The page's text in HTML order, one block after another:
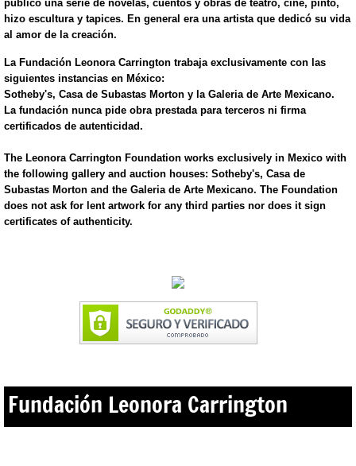
publicó una serie de novelas, cuentos y obras de teatro, cine, pintó,
hizo escultura y tapices. En general era una artista que dedicó su vida
al amor de la creación.
La Fundación Leonora Carrington trabaja exclusivamente con las
siguientes instancias en México:
Sotheby's, Casa de Subastas Morton y la Galeria de Arte Mexicano.
La fundación nunca pide obra prestada para terceros ni firma
certificados de autenticidad.
​The Leonora Carrington Foundation works exclusively in Mexico with
the following gallery and auction houses: Sotheby's, Casa de
Subastas Morton and the Galeria de Arte Mexicano. The Foundation
does not ask for lent artwork for any third parties nor does it sign
certificates of authenticity.
Fundación Leonora Carrington